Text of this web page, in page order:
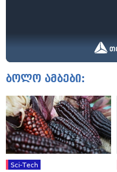
ბოლო ამბები:
Sci-Tech